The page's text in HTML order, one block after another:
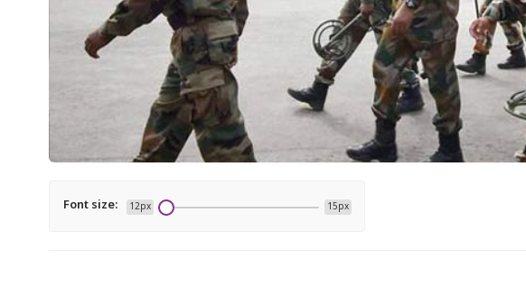
Font size: 12px 15px